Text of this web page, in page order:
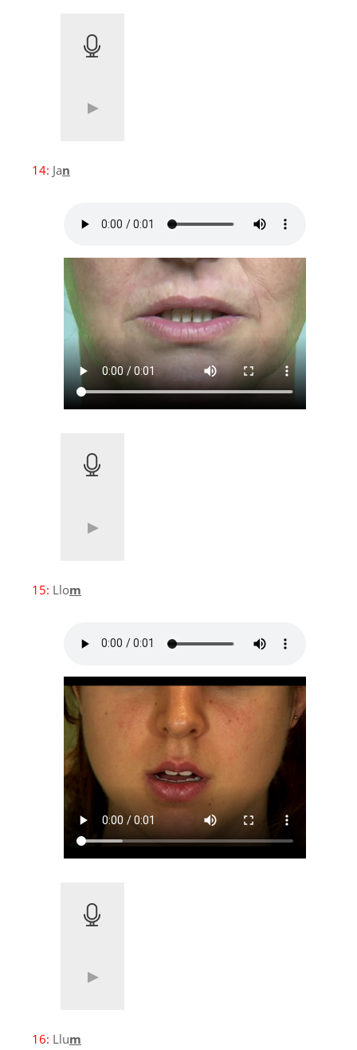
14: Jan
15: Llom
16: Llum